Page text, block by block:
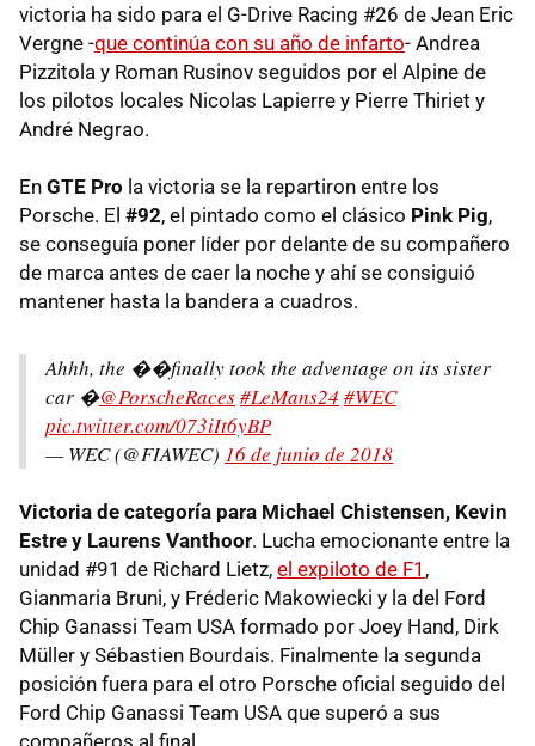
victoria ha sido para el G-Drive Racing #26 de Jean Eric
Vergne -que continúa con su año de infarto- Andrea
Pizzitola y Roman Rusinov seguidos por el Alpine de
los pilotos locales Nicolas Lapierre y Pierre Thiriet y
André Negrao.
En GTE Pro la victoria se la repartiron entre los
Porsche. El #92, el pintado como el clásico Pink Pig,
se conseguía poner líder por delante de su compañero
de marca antes de caer la noche y ahí se consiguió
mantener hasta la bandera a cuadros.
Ahhh, the ��finally took the adventage on its sister
car �@PorscheRaces#LeMans24 #WEC
pic.twitter.com/073iIt6yBP
— WEC (@FIAWEC) 16 de junio de 2018
Victoria de categoría para Michael Chistensen, Kevin
Estre y Laurens Vanthoor. Lucha emocionante entre la
unidad #91 de Richard Lietz, el expiloto de F1 ,
Gianmaria Bruni, y Fréderic Makowiecki y la del Ford
Chip Ganassi Team USA formado por Joey Hand, Dirk
Müller y Sébastien Bourdais. Finalmente la segunda
posición fuera para el otro Porsche oficial seguido del
Ford Chip Ganassi Team USA que superó a sus
compañeros al final.